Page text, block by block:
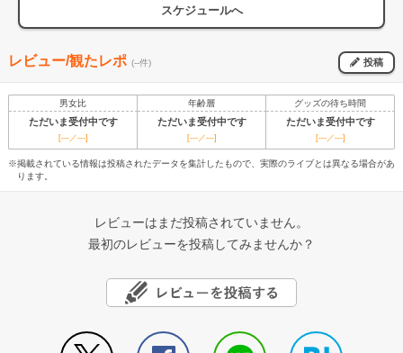
スケジュールへ
レビュー/観たレポ (--件) 投稿
男女比 年齢層 グッズの待ち時間
ただいま受付中です ただいま受付中です ただいま受付中です
[---／---] [---／---] [---／---]
※掲載されている情報は投稿されたデータを集計したもので、実際のライブとは異なる場合があ
ります。
レビューはまだ投稿されていません。
最初のレビューを投稿してみませんか？